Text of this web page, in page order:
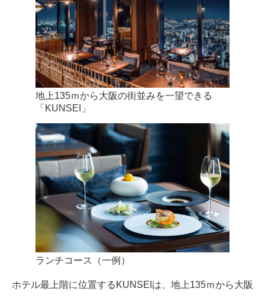
地上135ｍから大阪の街並みを一望できる
「KUNSEI」
ランチコース（一例）
ホテル最上階に位置するKUNSEIは、地上135ｍから大阪